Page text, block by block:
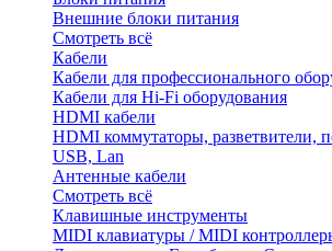
Внешние блоки питания
Смотреть всё
Кабели
Кабели для профессионального
Кабели для Hi-Fi оборудования
HDMI кабели
HDMI коммутаторы, разветвители,
USB, Lan
Антенные кабели
Смотреть всё
Клавишные инструменты
MIDI клавиатуры / MIDI